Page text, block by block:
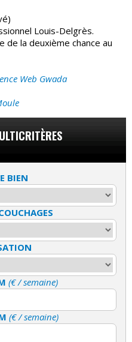
Louis-Delgrès.
de la deuxième chance au
Web Gwada
BIEN
(€ / semaine)
(€ / semaine)